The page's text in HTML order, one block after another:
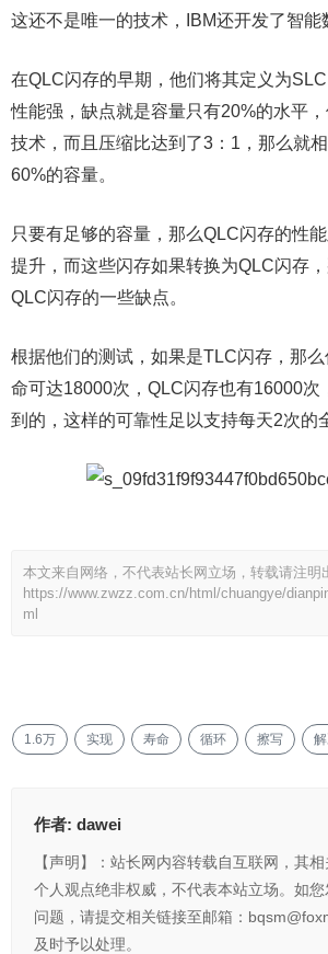
这还不是唯一的技术，IBM还开发了智能
在QLC闪存的早期，他们将其定义为SLC
性能强，缺点就是容量只有20%的水平
技术，而且压缩比达到了3：1，那么就
60%的容量。
只要有足够的容量，那么QLC闪存的性
提升，而这些闪存如果转换为QLC闪存
QLC闪存的一些缺点。
根据他们的测试，如果是TLC闪存，那
命可达18000次，QLC闪存也有16000次
到的，这样的可靠性足以支持每天2次的
本文来自网络，不代表站长网立场，转载请注明
https://www.zwzz.com.cn/html/chuangye/
ml
1.6万 实现 寿命 循环 擦写
作者: dawei
【声明】：站长网内容转载自互联网，其
个人观点绝非权威，不代表本站立场。如
问题，请提交相关链接至邮箱：
及时予以处理。